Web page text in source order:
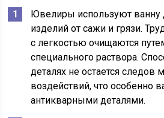
Ювелиры используют ванну
изделий от сажи и грязи.
с легкостью очищаются
специального раствора.
деталях не остается следов
воздействий, что особенно
антикварными деталями.